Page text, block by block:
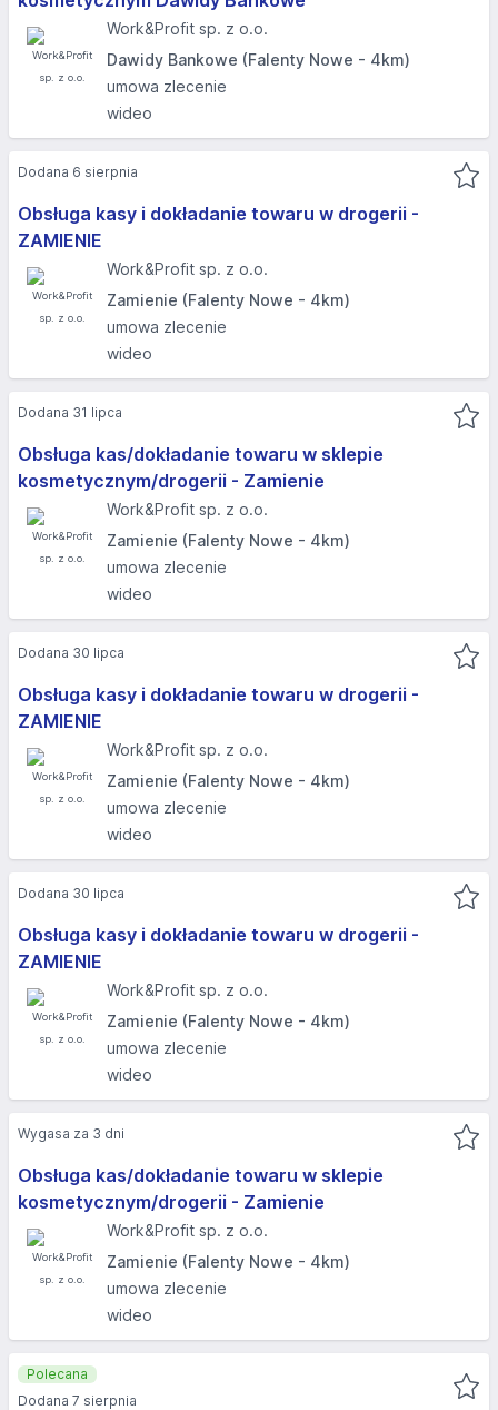
Work&Profit sp. z o.o.
Dawidy Bankowe (Falenty Nowe - 4km)
umowa zlecenie
wideo
Obsługa kasy i dokładanie towaru w drogerii -
ZAMIENIE
Work&Profit sp. z o.o.
Zamienie (Falenty Nowe - 4km)
umowa zlecenie
wideo
Dodana 6 sierpnia
Obsługa kas/dokładanie towaru w sklepie
kosmetycznym/drogerii - Zamienie
Work&Profit sp. z o.o.
Zamienie (Falenty Nowe - 4km)
umowa zlecenie
wideo
Dodana 31 lipca
Obsługa kasy i dokładanie towaru w drogerii -
ZAMIENIE
Work&Profit sp. z o.o.
Zamienie (Falenty Nowe - 4km)
umowa zlecenie
wideo
Dodana 30 lipca
Obsługa kasy i dokładanie towaru w drogerii -
ZAMIENIE
Work&Profit sp. z o.o.
Zamienie (Falenty Nowe - 4km)
umowa zlecenie
wideo
Dodana 30 lipca
Obsługa kas/dokładanie towaru w sklepie
kosmetycznym/drogerii - Zamienie
Work&Profit sp. z o.o.
Zamienie (Falenty Nowe - 4km)
umowa zlecenie
wideo
Wygasa za 3 dni
Polecana
Dodana 7 sierpnia